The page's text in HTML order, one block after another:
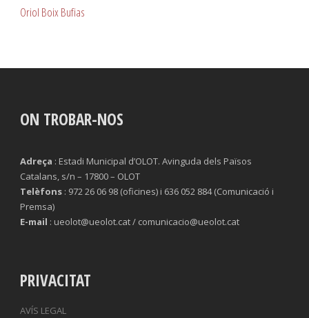
Oriol Boix Bufias
ON TROBAR-NOS
Adreça : Estadi Municipal d’OLOT. Avinguda dels Països
Catalans, s/n – 17800 – OLOT
Telèfons : 972 26 06 98 (oficines) i 636 052 884 (Comunicació i
Premsa)
E-mail : ueolot@ueolot.cat / comunicacio@ueolot.cat
PRIVACITAT
AVÍS LEGAL